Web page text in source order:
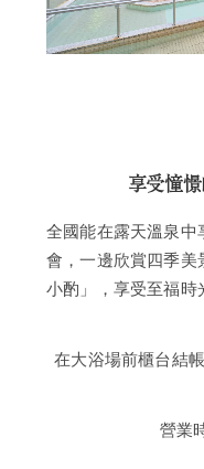
享受憧
全國能在露天溫泉中
會，一邊欣賞四季美
小酌」，享受至福時
在大浴場前櫃台結
營業